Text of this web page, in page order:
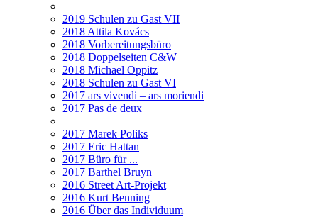
2019 Schulen zu Gast VII
2018 Attila Kovács
2018 Vorbereitungsbüro
2018 Doppelseiten C&W
2018 Michael Oppitz
2018 Schulen zu Gast VI
2017 ars vivendi – ars moriendi
2017 Pas de deux
2017 Marek Poliks
2017 Eric Hattan
2017 Büro für ...
2017 Barthel Bruyn
2016 Street Art-Projekt
2016 Kurt Benning
2016 Über das Individuum